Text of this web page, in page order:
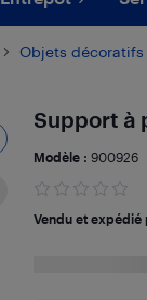
Objets décoratifs
Support à
Modèle : 900926
Vendu et expédié